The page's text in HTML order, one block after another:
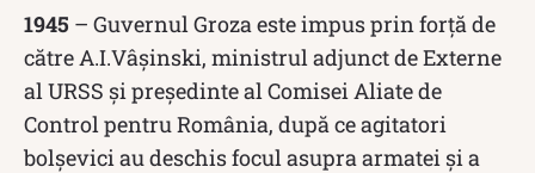
1945 – Guvernul Groza este impus prin forță de
către A.I.Vâșinski, ministrul adjunct de Externe
al URSS și președinte al Comisei Aliate de
Control pentru România, după ce agitatori
bolșevici au deschis focul asupra armatei și a